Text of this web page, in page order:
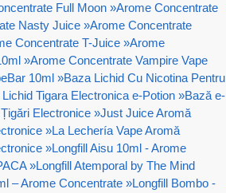
Full Moon »Arome Concentrate
Nasty Juice »Arome Concentrate
Concentrate T-Juice »Arome
»Arome Concentrate Vampire Vape
10ml »Baza Lichid Cu Nicotina Pentru
Tigara Electronica e-Potion »Bază e-
Electronice »Just Juice Aromă
»La Lechería Vape Aromă
»Longfill Aisu 10ml - Arome
»Longfill Atemporal by The Mind
– Arome Concentrate »Longfill Bombo -